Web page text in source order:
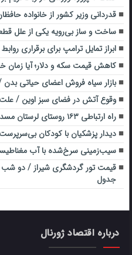
قدردانی وزیر کشور از خانواده
ساخت و ساز بی‌رویه یکی از علل
ابراز تمایل ترامپ برای برقراری روابط
کاهش قیمت سکه و دلار؛ آیا زمان
بازار سیاه فروش اعضای حیاتی بدن /
وقوع آتش در فضای سبز اوین /
راه ارتباطی ۱۶۳ روستای لرستان مسدود است
دیدار پزشکیان با کودکان
سیب‌زمینی سرخ‌شده با آب
قیمت تور گردشگری شیراز / دو شب
جدول
درباره اقتصاد ژورنال